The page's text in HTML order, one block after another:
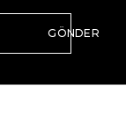
GÖNDER